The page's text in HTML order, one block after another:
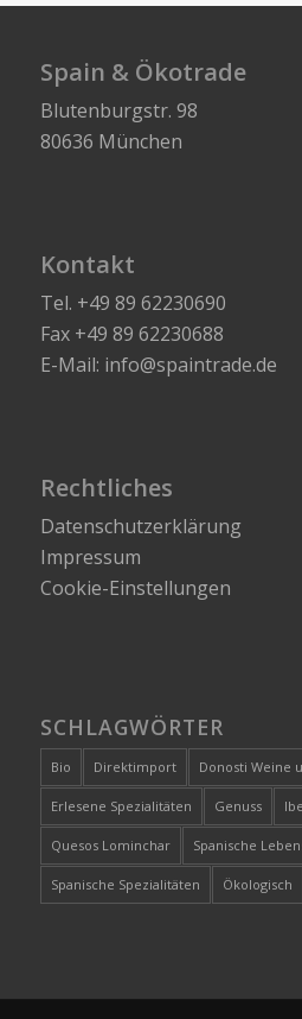
Spain & Ökotrade
Blutenburgstr. 98
80636 München
Kontakt
Tel. +49 89 62230690
Fax +49 89 62230688
E-Mail: info@spaintrade.de
Rechtliches
Datenschutzerklärung
Impressum
Cookie-Einstellungen
SCHLAGWÖRTER
Bio Direktimport Donosti Weine
Erlesene Spezialitäten Genuss
Quesos Lominchar Spanische
Spanische Spezialitäten Ökologisch